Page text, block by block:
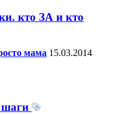
кто ЗА и кто
мама 15.03.2014